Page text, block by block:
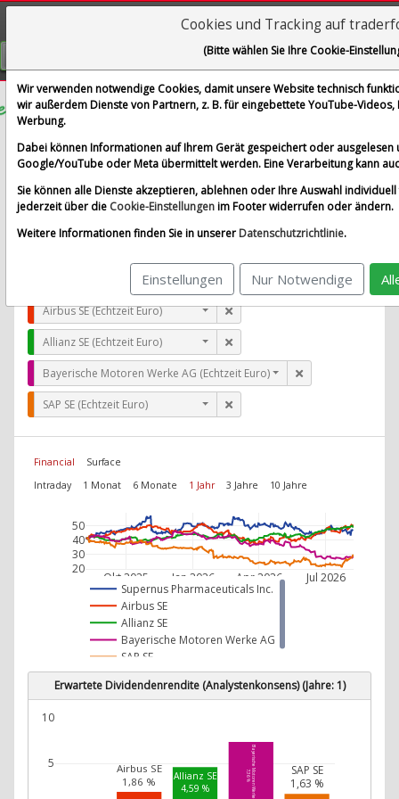
Supernus Pharmaceuticals Inc.
im Vergleich mit Airbus SE, Allianz SE, Bayerische
Aktualisieren
Supernus Pharmaceuticals Inc. (Echtzeit USD)
Airbus SE (Echtzeit Euro)
Allianz SE (Echtzeit Euro)
Bayerische Motoren Werke AG (Echtzeit Euro)
SAP SE (Echtzeit Euro)
Financial
Surface
Intraday
1 Monat 6 Monate 1 Jahr 3 Jahre 10 Jahre
Okt 2025 Jan 2026 Apr 2026 Jul 2026
20
30
40
50
Supernus Pharmaceuticals Inc.
Airbus SE
Allianz SE
Bayerische Motoren Werke AG
SAP SE
Erwartete Dividendenrendite (Analystenkonsens) (Jahre: 1)
Airbus SE
1,86 % Allianz SE
4,59 % Bayerische Motoren Werke AG
7,36 % SAP SE
1,63 %
5
10
Cookies und Tracking auf
(Bitte wählen Sie Ihre Cookie-
Wir verwenden notwendige Cookies, damit unsere Website technisch
wir außerdem Dienste von Partnern, z. B. für eingebettete YouTube-
Werbung.
Dabei können Informationen auf Ihrem Gerät gespeichert oder
Google/YouTube oder Meta übermittelt werden. Eine Verarbeitung kann
Sie können alle Dienste akzeptieren, ablehnen oder Ihre Auswahl
jederzeit über die Cookie-Einstellungenim Footer widerrufen oder ändern.
Weitere Informationen finden Sie in unserer Datenschutzrichtlinie.
Einstellungen Nur Notwendige